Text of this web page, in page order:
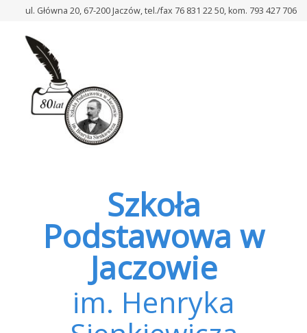
Europejskiej
ul. Główna 20, 67-200 Jaczów, tel./fax 76 831 22 50, kom. 793 427 706
Szkoła
Podstawowa w
Jaczowie
im. Henryka